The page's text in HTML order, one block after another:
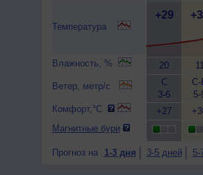
Температура
Влажность, %
Ветер, метр/с
Комфорт,°C
Магнитные бури
+29
20
С
3-6
+27
С-
5-
Прогноз на 1-3 дня 3-5 дней 5-